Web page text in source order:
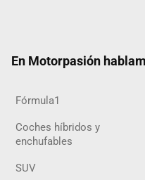
En Motorpasión
Fórmula1
Coches híbridos y
enchufables
SUV